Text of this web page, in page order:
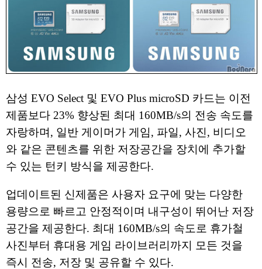
삼성 EVO Select 및 EVO Plus microSD 카드는 이전
제품보다 23% 향상된 최대 160MB/s의 전송 속도를
자랑하며, 일반 게이머가 게임, 파일, 사진, 비디오
와 같은 콘텐츠를 위한 저장공간을 장치에 추가할
수 있는 턴키 방식을 제공한다.
업데이트된 신제품은 사용자 요구에 맞는 다양한
용량으로 빠르고 안정적이며 내구성이 뛰어난 저장
공간을 제공한다. 최대 160MB/s의 속도로 휴가철
사진부터 휴대용 게임 라이브러리까지 모든 것을
즉시 전송, 저장 및 공유할 수 있다.